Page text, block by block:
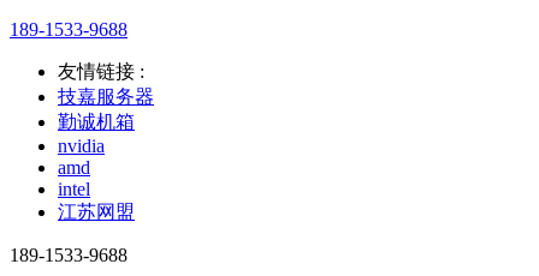
189-1533-9688
友情链接 :
技嘉服务器
勤诚机箱
nvidia
amd
intel
江苏网盟
189-1533-9688